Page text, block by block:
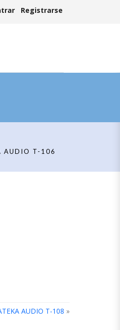
Registrarse
AUDIO T-106
AUDIO T-108 »